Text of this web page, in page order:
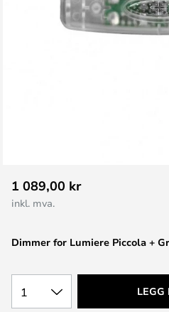
til
begynnelsen
bildegalleri
Dimmer for Lumiere Piccola +
1 089,00 kr
inkl. mva.
1